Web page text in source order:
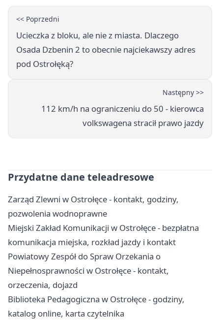
<< Poprzedni
Ucieczka z bloku, ale nie z miasta. Dlaczego
Osada Dzbenin 2 to obecnie najciekawszy adres
pod Ostrołęką?
Następny >>
112 km/h na ograniczeniu do 50 - kierowca
volkswagena stracił prawo jazdy
Przydatne dane teleadresowe
Zarząd Zlewni w Ostrołęce - kontakt, godziny,
pozwolenia wodnoprawne
Miejski Zakład Komunikacji w Ostrołęce - bezpłatna
komunikacja miejska, rozkład jazdy i kontakt
Powiatowy Zespół do Spraw Orzekania o
Niepełnosprawności w Ostrołęce - kontakt,
orzeczenia, dojazd
Biblioteka Pedagogiczna w Ostrołęce - godziny,
katalog online, karta czytelnika